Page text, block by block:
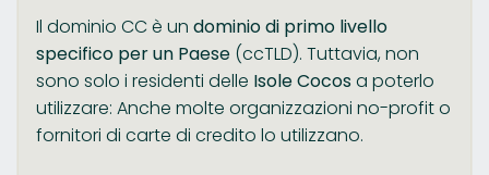
Il dominio CC è un dominio di primo livello
specifico per un Paese (ccTLD). Tuttavia, non
sono solo i residenti delle Isole Cocosa poterlo
utilizzare: Anche molte organizzazioni no-profit o
fornitori di carte di credito lo utilizzano.